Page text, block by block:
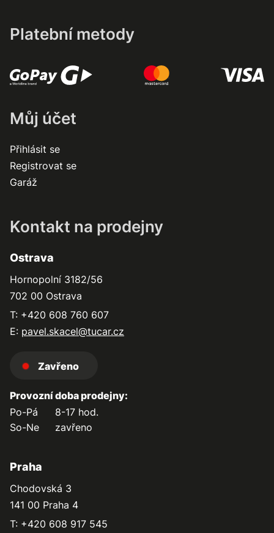
Platební metody
Můj účet
Přihlásit se
Registrovat se
Garáž
Kontakt na prodejny
Ostrava
Hornopolní 3182/56
702 00 Ostrava
T: +420 608 760 607
E: pavel.skacel@tucar.cz
Zavřeno
Provozní doba prodejny:
Po-Pá
8-17 hod.
So-Ne
zavřeno
Praha
Chodovská 3
141 00 Praha 4
T: +420 608 917 545